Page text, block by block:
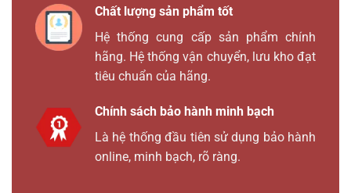
Chất lượng sản phẩm tốt
Hệ thống cung cấp sản phẩm chính
hãng. Hệ thống vận chuyển, lưu kho đạt
tiêu chuẩn của hãng.
Chính sách bảo hành minh bạch
Là hệ thống đầu tiên sử dụng bảo hành
online, minh bạch, rõ ràng.